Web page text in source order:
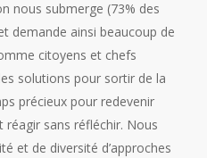
nous submerge (73% des
demande ainsi beaucoup de
citoyens et chefs
solutions pour sortir de la
précieux pour redevenir
sans réfléchir. Nous
et de diversité d’approches